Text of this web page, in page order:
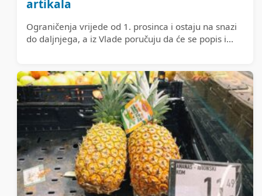
artikala
Ograničenja vrijede od 1. prosinca i ostaju na snazi
do daljnjega, a iz Vlade poručuju da će se popis i...